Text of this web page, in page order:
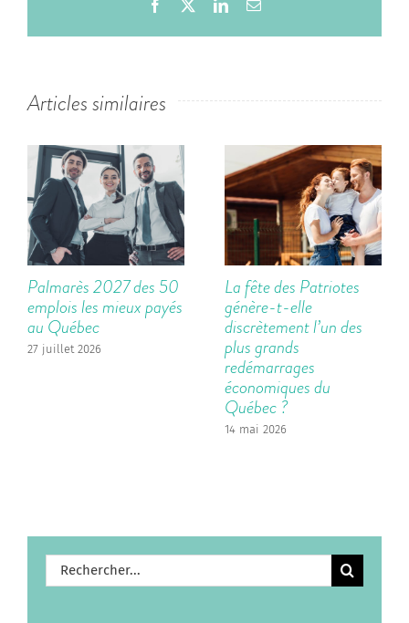
Facebook LinkedInEmail
Articles similaires
Palmarès 2027 des 50
emplois les mieux payés
au Québec
27 juillet 2026
La fête des Patriotes
génère-t-elle
discrètement l’un des
plus grands
redémarrages
économiques du
Québec ?
14 mai 2026
Rechercher: